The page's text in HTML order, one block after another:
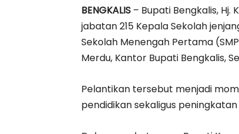
BENGKALIS – Bupati Bengkalis,
jabatan 215 Kepala Sekolah
Sekolah Menengah Pertama
Merdu, Kantor Bupati Bengkalis,
Pelantikan tersebut menjadi
pendidikan sekaligus